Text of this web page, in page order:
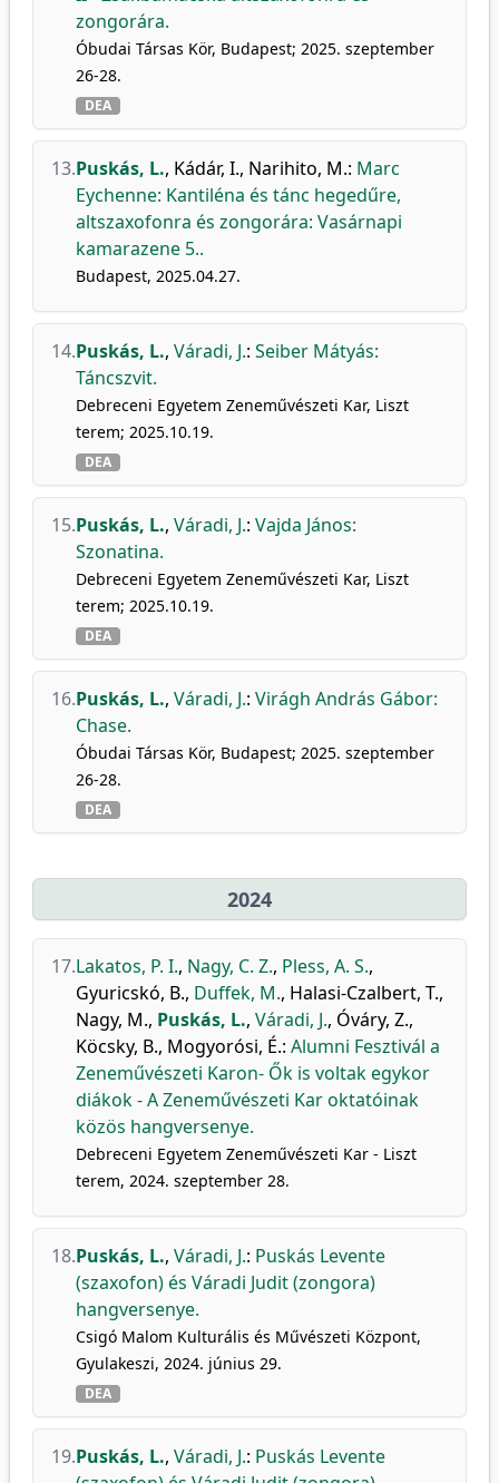
zongorára.
Óbudai Társas Kör, Budapest; 2025. szeptember
26-28.
DEA
13.Puskás, L., Kádár, I., Narihito, M.: Marc
Eychenne: Kantiléna és tánc hegedűre,
altszaxofonra és zongorára: Vasárnapi
kamarazene 5..
Budapest, 2025.04.27.
14.Puskás, L., Váradi, J.: Seiber Mátyás:
Táncszvit.
Debreceni Egyetem Zeneművészeti Kar, Liszt
terem; 2025.10.19.
DEA
15.Puskás, L., Váradi, J.: Vajda János:
Szonatina.
Debreceni Egyetem Zeneművészeti Kar, Liszt
terem; 2025.10.19.
DEA
16.Puskás, L., Váradi, J.: Virágh András Gábor:
Chase.
Óbudai Társas Kör, Budapest; 2025. szeptember
26-28.
DEA
2024
17.Lakatos, P. I., Nagy, C. Z., Pless, A. S.,
Gyuricskó, B., Duffek, M., Halasi-Czalbert, T.,
Nagy, M., Puskás, L., Váradi, J., Óváry, Z.,
Köcsky, B., Mogyorósi, É.: Alumni Fesztivál a
Zeneművészeti Karon- Ők is voltak egykor
diákok - A Zeneművészeti Kar oktatóinak
közös hangversenye.
Debreceni Egyetem Zeneművészeti Kar - Liszt
terem, 2024. szeptember 28.
18.Puskás, L., Váradi, J.: Puskás Levente
(szaxofon) és Váradi Judit (zongora)
hangversenye.
Csigó Malom Kulturális és Művészeti Központ,
Gyulakeszi, 2024. június 29.
DEA
19.Puskás, L., Váradi, J.: Puskás Levente